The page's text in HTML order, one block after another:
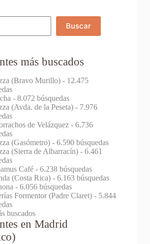
Buscar
más buscados
(Bravo Murillo)- 12.475
- 8.072 búsquedas
(Avda. de la Peseta)- 7.976
de Velázquez- 6.736
(Gasómetro)- 6.590 búsquedas
(Sierra de Albarracín)- 6.461
Café- 6.238 búsquedas
(Costa Rica)- 6.163 búsquedas
- 6.056 búsquedas
Formentor (Padre Claret)- 5.844
buscados
en Madrid